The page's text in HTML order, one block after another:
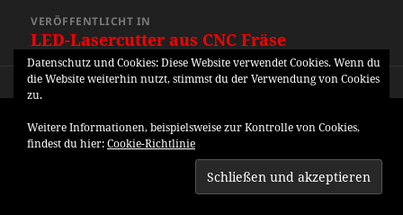
VERÖFFENTLICHT IN
LED-Lasercutter aus CNC Fräse
Datenschutz und Cookies: Diese Website verwendet Cookies. Wenn du
die Website weiterhin nutzt, stimmst du der Verwendung von Cookies
zu.
Weitere Informationen, beispielsweise zur Kontrolle von Cookies,
findest du hier:Cookie-Richtlinie